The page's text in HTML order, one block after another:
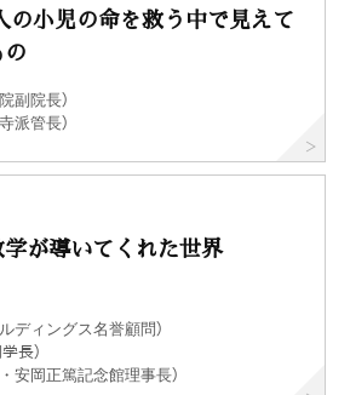
の小児の命を救う中で見えて
副院長）
派管長）
が導いてくれた世界
ディングス名誉顧問）
長）
安岡正篤記念館理事長）